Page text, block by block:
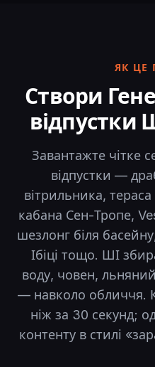
ЯК ЦЕ
Створи
відпустки
Завантажте чітке
відпустки —
вітрильника,
кабана Сен-Тропе,
шезлонг біля
Ібіці тощо. ШІ
воду, човен,
— навколо обличчя.
ніж за 30 секунд;
контенту в стилі